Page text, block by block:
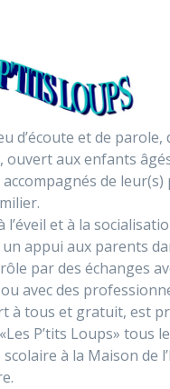
d’écoute et de parole,
ouvert aux enfants
de
l’éveil et à la
appui aux parents
par des échanges
avec des
à tous et gratuit, est
P’tits Loups» tous
à la Maison de